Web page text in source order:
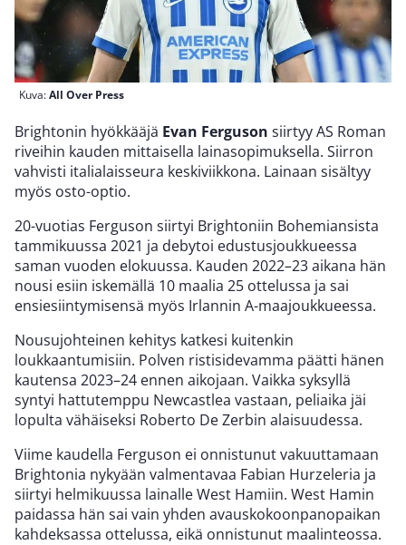
Kuva:All Over Press
Brightonin hyökkääjä Evan Ferguson siirtyy AS Roman
riveihin kauden mittaisella lainasopimuksella. Siirron
vahvisti italialaisseura keskiviikkona. Lainaan sisältyy
myös osto-optio.
20-vuotias Ferguson siirtyi Brightoniin Bohemiansista
tammikuussa 2021 ja debytoi edustusjoukkueessa
saman vuoden elokuussa. Kauden 2022–23 aikana hän
nousi esiin iskemällä 10 maalia 25 ottelussa ja sai
ensiesiintymisensä myös Irlannin A-maajoukkueessa.
Nousujohteinen kehitys katkesi kuitenkin
loukkaantumisiin. Polven ristisidevamma päätti hänen
kautensa 2023–24 ennen aikojaan. Vaikka syksyllä
syntyi hattutemppu Newcastlea vastaan, peliaika jäi
lopulta vähäiseksi Roberto De Zerbin alaisuudessa.
Viime kaudella Ferguson ei onnistunut vakuuttamaan
Brightonia nykyään valmentavaa Fabian Hurzeleria ja
siirtyi helmikuussa lainalle West Hamiin. West Hamin
paidassa hän sai vain yhden avauskokoonpanopaikan
kahdeksassa ottelussa, eikä onnistunut maalinteossa.